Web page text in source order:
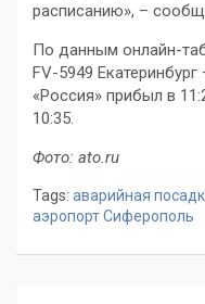
расписанию», –
По данным онлайн-
FV-5949
«Россия» прибыл в
10:35.
Фото: ato.ru
Tags: аварийная
аэропорт Сиферополь